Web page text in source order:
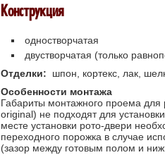
Конструкция
одностворчатая
двустворчатая (только
Отделки: шпон, кортекс, лак,
Особенности монтажа
Габариты монтажного проема
original) не подходят для
месте установки рото-двери
переходного порожка в случае
(зазор между готовым полом и